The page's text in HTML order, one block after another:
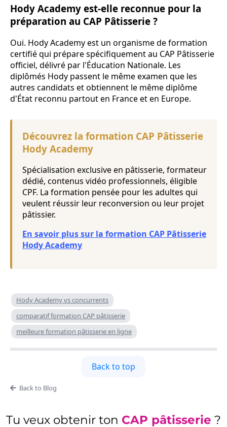
Hody Academy est-elle reconnue pour la
préparation au CAP Pâtisserie ?
Oui. Hody Academy est un organisme de formation
certifié qui prépare spécifiquement au CAP Pâtisserie
officiel, délivré par l'Éducation Nationale. Les
diplômés Hody passent le même examen que les
autres candidats et obtiennent le même diplôme
d'État reconnu partout en France et en Europe.
Découvrez la formation CAP Pâtisserie
Hody Academy
Spécialisation exclusive en pâtisserie, formateur
dédié, contenus vidéo professionnels, éligible
CPF. La formation pensée pour les adultes qui
veulent réussir leur reconversion ou leur projet
pâtissier.
En savoir plus sur la formation CAP Pâtisserie
Hody Academy
Hody Academy vs concurrents
comparatif formation CAP pâtisserie
meilleure formation pâtisserie en ligne
Back to top
Back to Blog
Tu veux obtenir ton CAP pâtisserie ?